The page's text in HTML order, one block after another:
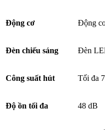
Động cơ Động
Đèn chiếu sáng Đèn
Công suất hút Tối đa
Độ ồn tối đa 48 dB